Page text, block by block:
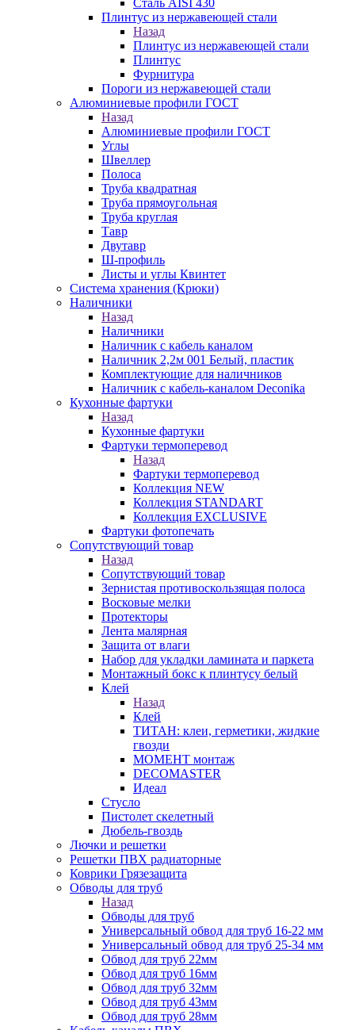
Сталь AISI 430
Плинтус из нержавеющей стали
Назад
Плинтус из нержавеющей стали
Плинтус
Фурнитура
Пороги из нержавеющей стали
Алюминиевые профили ГОСТ
Назад
Алюминиевые профили ГОСТ
Углы
Швеллер
Полоса
Труба квадратная
Труба прямоугольная
Труба круглая
Тавр
Двутавр
Ш-профиль
Листы и углы Квинтет
Система хранения (Крюки)
Наличники
Назад
Наличники
Наличник с кабель каналом
Наличник 2,2м 001 Белый, пластик
Комплектующие для наличников
Наличник с кабель-каналом Deconika
Кухонные фартуки
Назад
Кухонные фартуки
Фартуки термоперевод
Назад
Фартуки термоперевод
Коллекция NEW
Коллекция STANDART
Коллекция EXCLUSIVE
Фартуки фотопечать
Сопутствующий товар
Назад
Сопутствующий товар
Зернистая противоскользящая полоса
Восковые мелки
Протекторы
Лента малярная
Защита от влаги
Набор для укладки ламината и паркета
Монтажный бокс к плинтусу белый
Клей
Назад
Клей
ТИТАН: клеи, герметики, жидкие
гвозди
МОМЕНТ монтаж
DECOMASTER
Идеал
Стусло
Пистолет скелетный
Дюбель-гвоздь
Лючки и решетки
Решетки ПВХ радиаторные
Коврики Грязезащита
Обводы для труб
Назад
Обводы для труб
Универсальный обвод для труб 16-22 мм
Универсальный обвод для труб 25-34 мм
Обвод для труб 22мм
Обвод для труб 16мм
Обвод для труб 32мм
Обвод для труб 43мм
Обвод для труб 28мм